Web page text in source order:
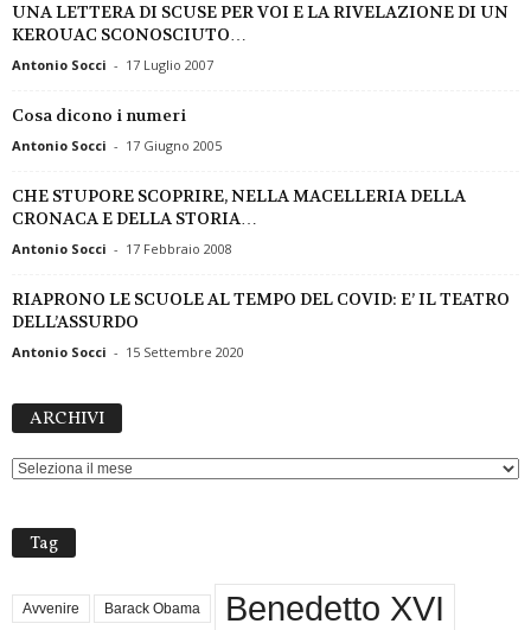
UNA LETTERA DI SCUSE PER VOI E LA RIVELAZIONE DI UN
KEROUAC SCONOSCIUTO…
Antonio Socci - 17 Luglio 2007
Cosa dicono i numeri
Antonio Socci - 17 Giugno 2005
CHE STUPORE SCOPRIRE, NELLA MACELLERIA DELLA
CRONACA E DELLA STORIA…
Antonio Socci - 17 Febbraio 2008
RIAPRONO LE SCUOLE AL TEMPO DEL COVID: E’ IL TEATRO
DELL’ASSURDO
Antonio Socci - 15 Settembre 2020
ARCHIVI
Tag
Avvenire Barack Obama Benedetto XVI